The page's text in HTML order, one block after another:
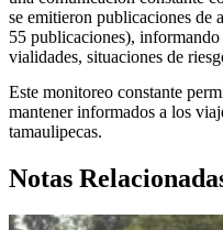
se emitieron publicaciones de
55 publicaciones), informando
vialidades, situaciones de
Este monitoreo constante
mantener informados a los
tamaulipecas.
Notas